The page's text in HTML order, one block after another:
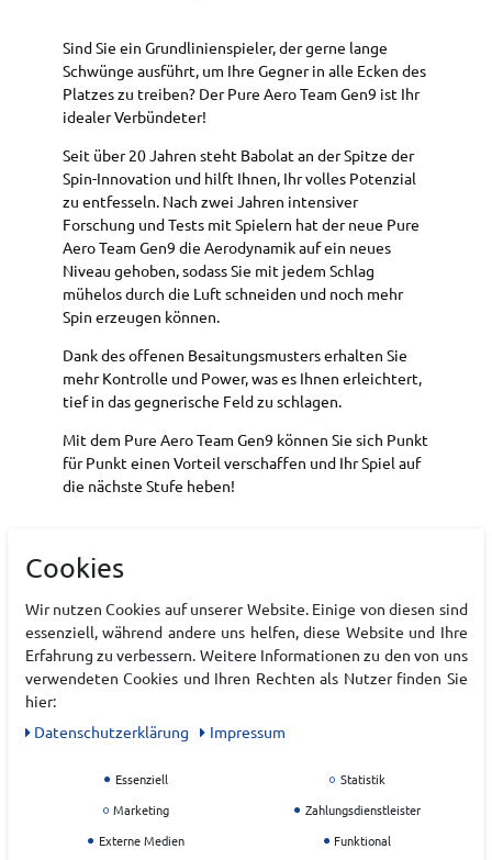
Sind Sie ein Grundlinienspieler, der gerne lange
Schwünge ausführt, um Ihre Gegner in alle Ecken des
Platzes zu treiben? Der Pure Aero Team Gen9 ist Ihr
idealer Verbündeter!
Seit über 20 Jahren steht Babolat an der Spitze der
Spin-Innovation und hilft Ihnen, Ihr volles Potenzial
zu entfesseln. Nach zwei Jahren intensiver
Forschung und Tests mit Spielern hat der neue Pure
Aero Team Gen9 die Aerodynamik auf ein neues
Niveau gehoben, sodass Sie mit jedem Schlag
mühelos durch die Luft schneiden und noch mehr
Spin erzeugen können.
Dank des offenen Besaitungsmusters erhalten Sie
mehr Kontrolle und Power, was es Ihnen erleichtert,
tief in das gegnerische Feld zu schlagen.
Mit dem Pure Aero Team Gen9 können Sie sich Punkt
für Punkt einen Vorteil verschaffen und Ihr Spiel auf
die nächste Stufe heben!
EAN:3324922286494
Hersteller
EU Verantwortlicher
Cookies
Wir nutzen Cookies auf unserer Website. Einige von diesen sind
essenziell, während andere uns helfen, diese Website und Ihre
Erfahrung zu verbessern. Weitere Informationen zu den von uns
verwendeten Cookies und Ihren Rechten als Nutzer finden Sie
hier:
Daten­schutz­erklärung
Impressum
Essenziell
Statistik
Marketing
Zahlungsdienstleister
Externe Medien
Funktional